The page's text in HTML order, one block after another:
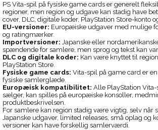
PS Vita-spil på fysiske game cards er generelt
regioner, men region og udgave kan stadig have
cover, DLC, digitale koder, PlayStation Store-konto
EU-versioner: Europæiske udgaver med mulige
og ratingmærker.
Importversioner: Japanske eller
spændende for samlere, men sprog og tekst kan
DLC og digitale koder: Kan være knyttet til
PlayStation Store.
Fysiske game cards: Vita-spil på game card er
fysiske samlerglæde.
Europæisk kompatibilitet: Alle PlayStation
sælger, kan spilles på europæiske konsoller,
produktbeskrivelsen.
For samlere kan region stadig være vigtig, selv når
Japanske udgaver, limited releases, små oplag og
versioner kan have forskellig samlerværdi.